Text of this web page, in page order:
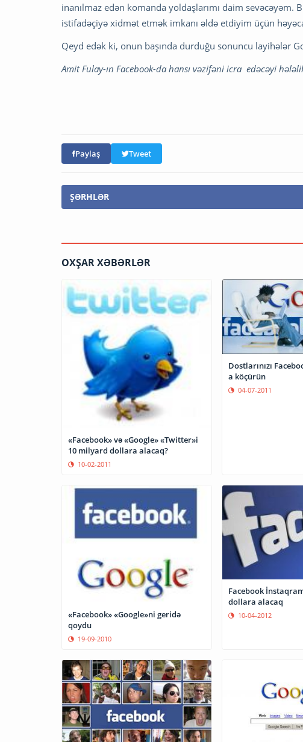
inanılmaz edən komanda yoldaşlarımı daim
istifadəçiyə xidmət etmək imkanı əldə etdiyim üçün
Qeyd edək ki, onun başında durduğu sonuncu layihələr
Amit Fulay-ın Facebook-da hansı vəzifəni icra edəcəyi
Paylaş Tweet
ŞƏRHLƏR
OXŞAR XƏBƏRLƏR
«Facebook» və «Google» «Twitter»i
10 milyard dollara alacaq?
10-02-2011
Dostlarınızı
a köçürün
04-07-2011
«Facebook» «Google»ni geridə
qoydu
19-09-2010
Facebook
dollara alacaq
10-04-2012